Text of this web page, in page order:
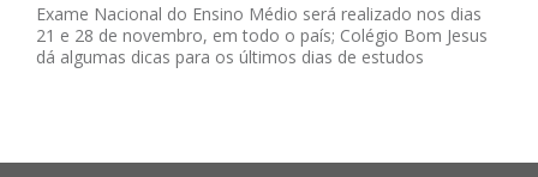
Exame Nacional do Ensino Médio será realizado nos dias
21 e 28 de novembro, em todo o país; Colégio Bom Jesus
dá algumas dicas para os últimos dias de estudos